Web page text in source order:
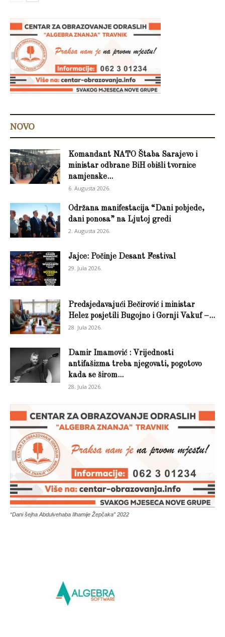
NOVO
Komandant NATO Štaba Sarajevo i
ministar odbrane BiH obišli tvornice
namjenske...
6. Augusta 2026.
Održana manifestacija “Dani pobjede,
dani ponosa” na Ljutoj gredi
2. Augusta 2026.
Jajce: Počinje Desant Festival
29. Jula 2026.
Predsjedavajući Bečirović i ministar
Helez posjetili Bugojno i Gornji Vakuf –...
28. Jula 2026.
Damir Imamović : Vrijednosti
antifašizma treba njegovati, pogotovo
kada se širom...
28. Jula 2026.
“Dani šejha Abdulvehaba Ilhamije Žepčaka” 2022